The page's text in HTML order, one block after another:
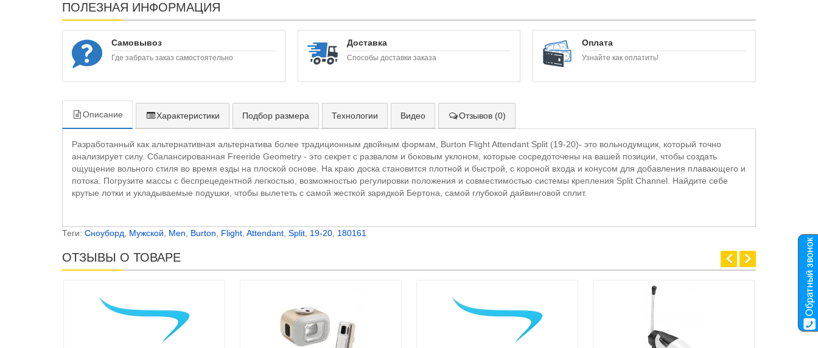
ПОЛЕЗНАЯ ИНФОРМАЦИЯ
Самовывоз
Где забрать заказ самостоятельно
Доставка
Способы доставки заказа
Оплата
Узнайте как оплатить!
Описание Характеристики Подбор размера Технологии Видео Отзывов (0)
Разработанный как альтернативная альтернатива более традиционным двойным формам, Burton Flight Attendant Split (19-20)- это вольнодумщик, который точно
анализирует силу. Сбалансированная Freeride Geometry - это секрет с развалом и боковым уклоном, которые сосредоточены на вашей позиции, чтобы создать
ощущение вольного стиля во время езды на плоской основе. На краю доска становится плотной и быстрой, с короной входа и конусом для добавления плавающего и
потока. Погрузите массы с беспрецедентной легкостью, возможностью регулировки положения и совместимостью системы крепления Split Channel. Найдите себе
крутые лотки и укладываемые подушки, чтобы вылететь с самой жесткой зарядкой Бертона, самой глубокой дайвинговой сплит.
Теги: Сноуборд Мужской Men Burton Flight Attendant Split 19-20 180161
ОТЗЫВЫ О ТОВАРЕ